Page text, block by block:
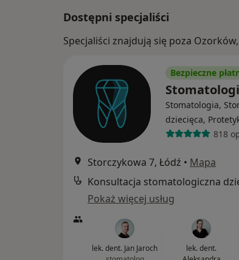
Dostępni specjaliści
Specjaliści znajdują się poza
Bezpieczne
Stomatologia,
dziecięca,
818
Storczykowa 7, Łódź • Mapa
Konsultacja stomatologiczna
Pokaż więcej usług
lek. dent. Jan Jaroch
lek. dent.